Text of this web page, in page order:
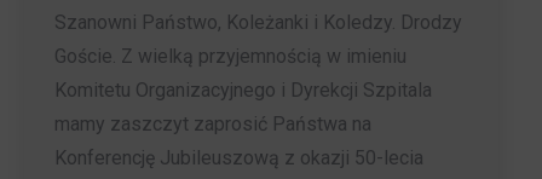
Szanowni Państwo, Koleżanki i Koledzy. Drodzy
Goście. Z wielką przyjemnością w imieniu
Komitetu Organizacyjnego i Dyrekcji Szpitala
mamy zaszczyt zaprosić Państwa na
Konferencję Jubileuszową z okazji 50-lecia